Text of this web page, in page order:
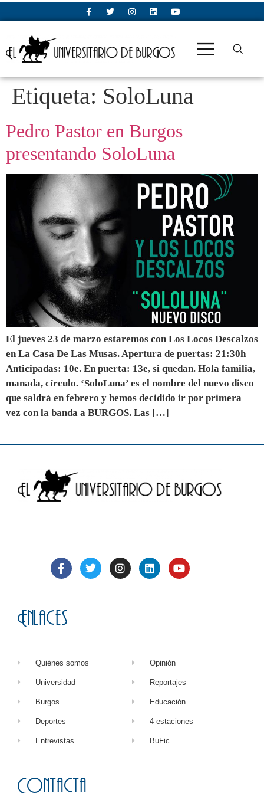
Etiqueta: SoloLuna
Pedro Pastor en Burgos
presentando SoloLuna
El jueves 23 de marzo estaremos con Los Locos Descalzos
en La Casa De Las Musas. Apertura de puertas: 21:30h
Anticipadas: 10e. En puerta: 13e, si quedan. Hola familia,
manada, círculo. ‘SoloLuna’ es el nombre del nuevo disco
que saldrá en febrero y hemos decidido ir por primera
vez con la banda a BURGOS. Las […]
Enlaces
Quiénes somos
Universidad
Burgos
Deportes
Entrevistas
Opinión
Reportajes
Educación
4 estaciones
BuFic
Contacta